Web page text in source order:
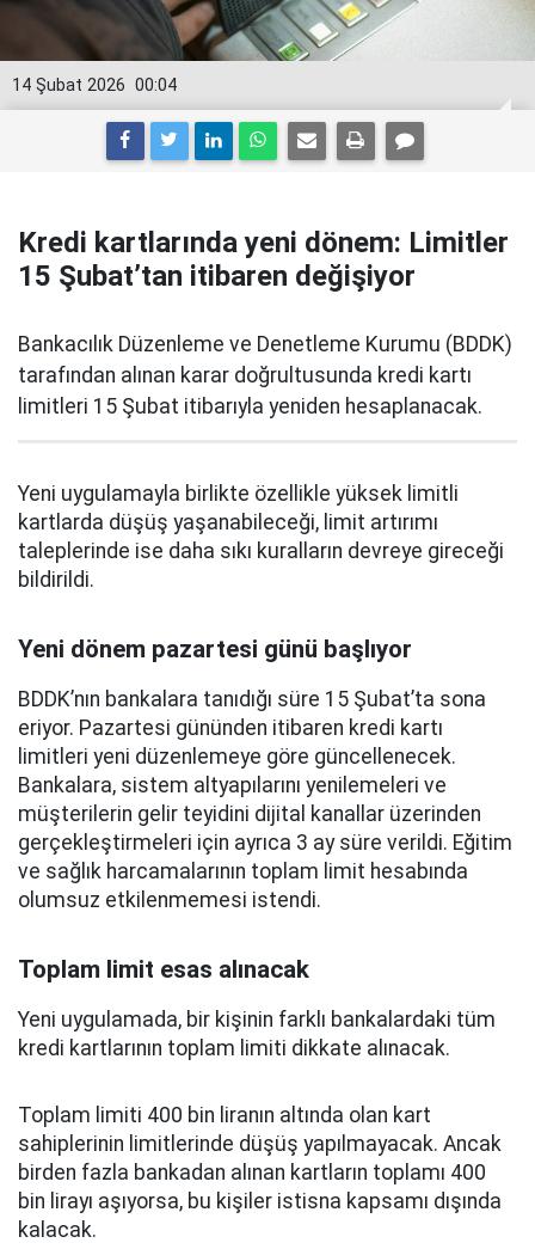
00:04
14 Şubat 2026
Kredi kartlarında yeni dönem: Limitler
15 Şubat’tan itibaren değişiyor
Bankacılık Düzenleme ve Denetleme Kurumu (BDDK)
tarafından alınan karar doğrultusunda kredi kartı
limitleri 15 Şubat itibarıyla yeniden hesaplanacak.
Yeni uygulamayla birlikte özellikle yüksek limitli
kartlarda düşüş yaşanabileceği, limit artırımı
taleplerinde ise daha sıkı kuralların devreye gireceği
bildirildi.
Yeni dönem pazartesi günü başlıyor
BDDK’nın bankalara tanıdığı süre 15 Şubat’ta sona
eriyor. Pazartesi gününden itibaren kredi kartı
limitleri yeni düzenlemeye göre güncellenecek.
Bankalara, sistem altyapılarını yenilemeleri ve
müşterilerin gelir teyidini dijital kanallar üzerinden
gerçekleştirmeleri için ayrıca 3 ay süre verildi. Eğitim
ve sağlık harcamalarının toplam limit hesabında
olumsuz etkilenmemesi istendi.
Toplam limit esas alınacak
Yeni uygulamada, bir kişinin farklı bankalardaki tüm
kredi kartlarının toplam limiti dikkate alınacak.
Toplam limiti 400 bin liranın altında olan kart
sahiplerinin limitlerinde düşüş yapılmayacak. Ancak
birden fazla bankadan alınan kartların toplamı 400
bin lirayı aşıyorsa, bu kişiler istisna kapsamı dışında
kalacak.